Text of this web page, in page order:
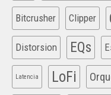
Bitcrusher Clipper
Distorsion EQs
Latencia LoFi